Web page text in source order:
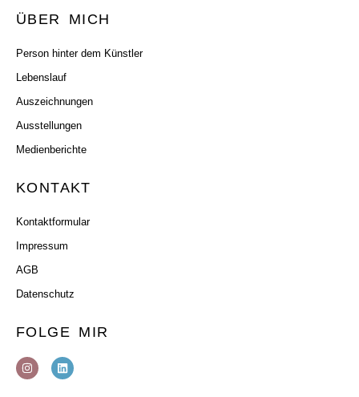
ÜBER MICH
Person hinter dem Künstler
Lebenslauf
Auszeichnungen
Ausstellungen
Medienberichte
KONTAKT
Kontaktformular
Impressum
AGB
Datenschutz
FOLGE MIR
I
n
L
i